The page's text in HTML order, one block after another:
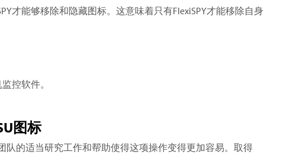
才能够移除和隐藏图标。这意味着只有FlexiSPY才能移除自身
控软件。
图标
队的适当研究工作和帮助使得这项操作变得更加容易。取得